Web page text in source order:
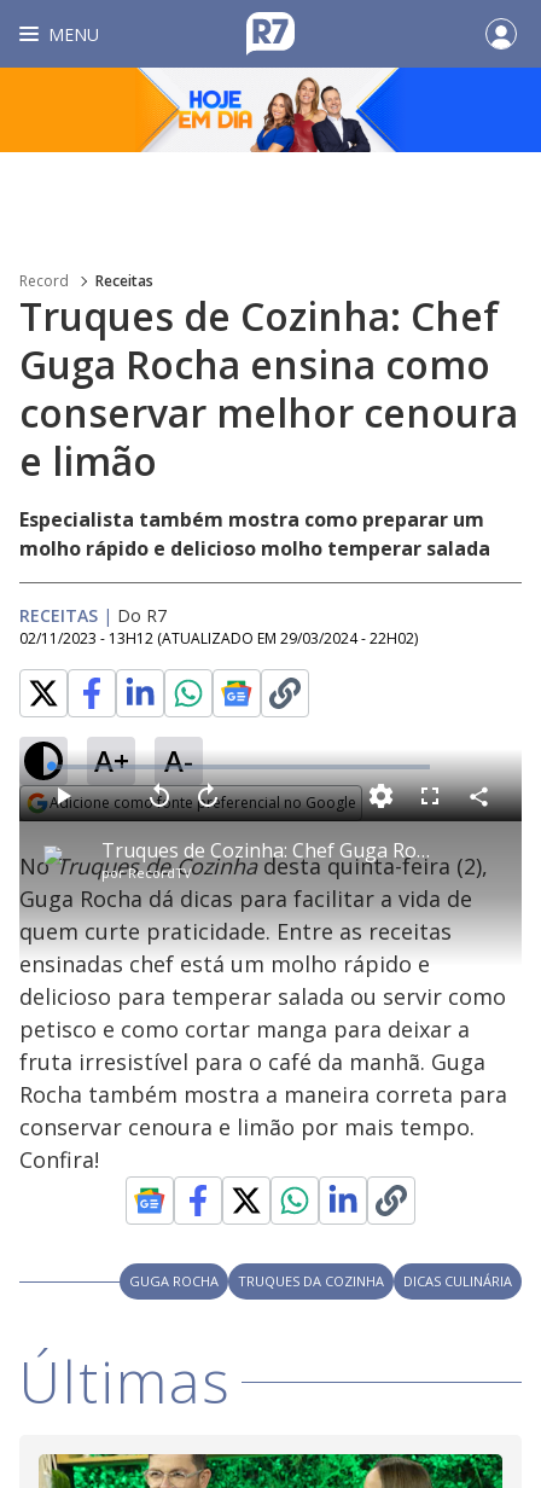
MENU
Record Receitas
Truques de Cozinha: Chef
Guga Rocha ensina como
conservar melhor cenoura
e limão
Especialista também mostra como preparar um
molho rápido e delicioso molho temperar salada
RECEITAS | Do R7
02/11/2023 - 13H12 (ATUALIZADO EM 29/03/2024 - 22H02)
A+ A-
Adicione como fonte preferencial no Google
P
l
a
y
V
i
d
e
o
Truques de Cozinha: Chef Guga Rocha ensina como conservar melhor cenoura e limão
porRecordTV
P V
t
a
r
1
0
e
g
n
d
s
A
n
ç
a
1
s
e
u
n
o
s
M
u
d
o
L
o
a
d
e
:
0
.
3
%
F
s
c
e
n
C
o
a
r
NoTruques de Cozinhadesta quinta-feira (2),
Guga Rocha dá dicas para facilitar a vida de
quem curte praticidade. Entre as receitas
ensinadas chef está um molho rápido e
delicioso para temperar salada ou servir como
petisco e como cortar manga para deixar a
fruta irresistível para o café da manhã. Guga
Rocha também mostra a maneira correta para
conservar cenoura e limão por mais tempo.
Confira!
GUGA ROCHA TRUQUES DA COZINHA DICAS CULINÁRIA
Últimas